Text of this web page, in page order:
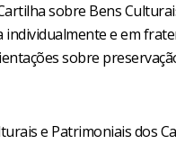
sobre Bens
individualmente e em
sobre
e Patrimoniais dos